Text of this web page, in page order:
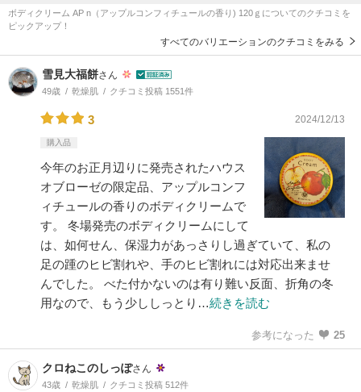
ボディクリーム AP n（アップルコンフィチュールの香り) 120ｇについてのクチコミを
ピックアップ！
すべてのバリエーションのクチコミをみる
雪見大福餅さん
49歳 乾燥肌 クチコミ投稿 1551件
3 2024/12/13
購入品
今年のお正月辺りに発売されたハウス
オブローゼの限定品、アップルコンフ
ィチュールの香りのボディクリームで
す。 冬場発売のボディクリームにして
は、如何せん、保湿力があっさりし過ぎていて、私の
足の踵のヒビ割れや、手のヒビ割れには対応出来ませ
んでした。 べた付かないのは有り難い反面、折角の冬
用なので、もう少ししっとり…続きを読む
参考になった 25
クロねこのしっぽさん
43歳 乾燥肌 クチコミ投稿 512件